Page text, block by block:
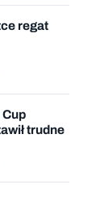
regat
trudne